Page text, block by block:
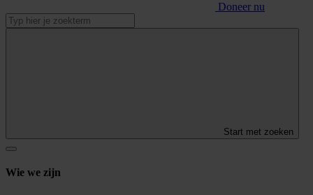
Doneer nu
Start met zoeken
Wie we zijn